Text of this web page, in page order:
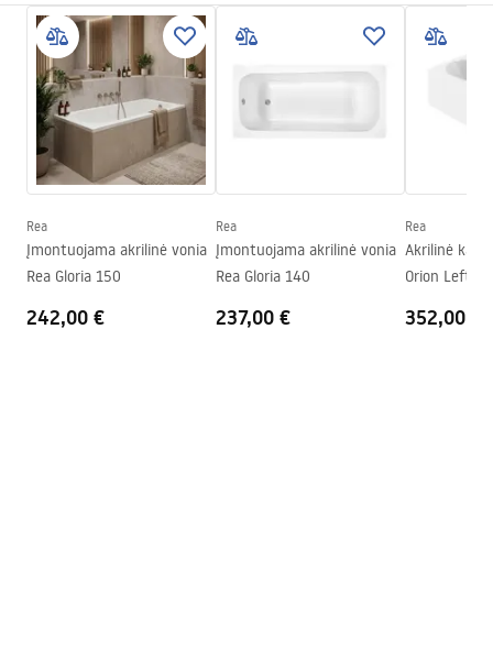
Medžiaga
Akrilas
Ilgis
1595
Plotis
750 mm
Aukštis
Montavimo pusė
Kamštis ir sifonas komplekte
Garantija
Saugos informacija
WARUNKI_BEZPIECZENSTWA_WANNY.pdf
Garantijos sąlygos
Warranty_Terms_and_Conditions_Bathtubs.pdf
Surinkimo instrukcija
Orion_160_170.pdf
Rea
Įmontuojama akrilinė vonia
Rea Gloria 150
242,00 €
Rea
Įmontuojama akrilinė vonia
Rea Gloria 140
237,00 €
Rea
Akrilinė
Orion Left
352,00 €